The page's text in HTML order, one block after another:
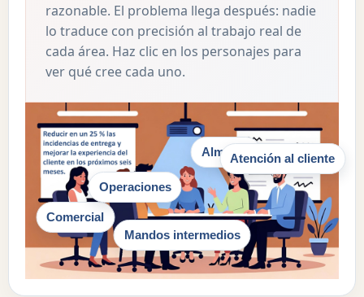
razonable. El problema llega después: nadie
lo traduce con precisión al trabajo real de
cada área. Haz clic en los personajes para
ver qué cree cada uno.
Comercial
Operaciones
Almacén
Atención al cliente
Mandos intermedios